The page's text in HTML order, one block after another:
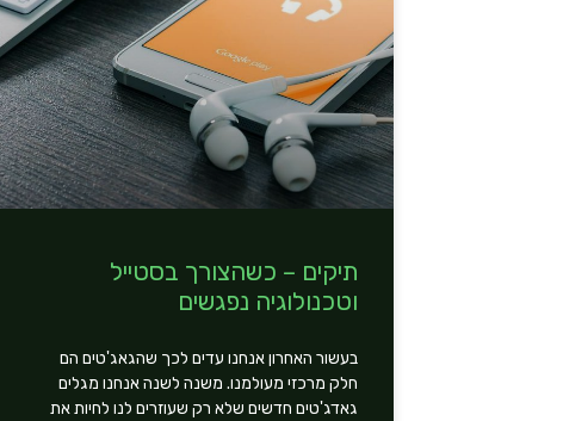
תיקים – כשהצורך בסטייל
וטכנולוגיה נפגשים
בעשור האחרון אנחנו עדים לכך שהגאג'טים הם
חלק מרכזי מעולמנו. משנה לשנה אנחנו מגלים
גאדג'טים חדשים שלא רק שעוזרים לנו לחיות את